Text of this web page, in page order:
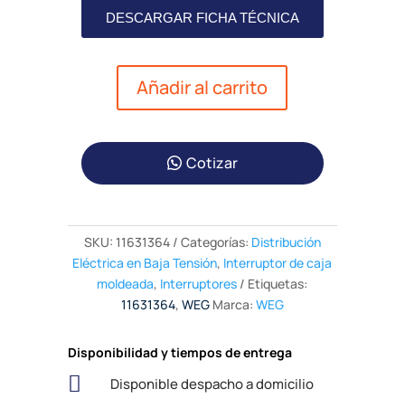
DESCARGAR FICHA TÉCNICA
Añadir al carrito
Cotizar
SKU: 11631364 Categorías: Distribución
Eléctrica en Baja Tensión, Interruptor de caja
moldeada, Interruptores
Etiquetas:
11631364, WEG Marca: WEG
Disponibilidad y tiempos de entrega
 Disponible despacho a domicilio